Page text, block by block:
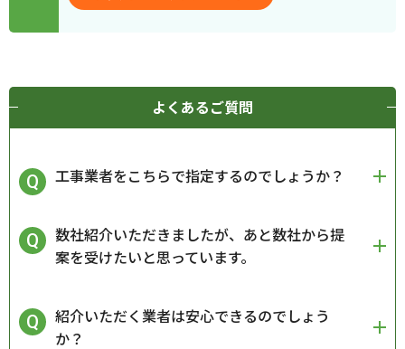
よくあるご質問
工事業者をこちらで指定するのでしょうか？
数社紹介いただきましたが、あと数社から提
案を受けたいと思っています。
紹介いただく業者は安心できるのでしょう
か？